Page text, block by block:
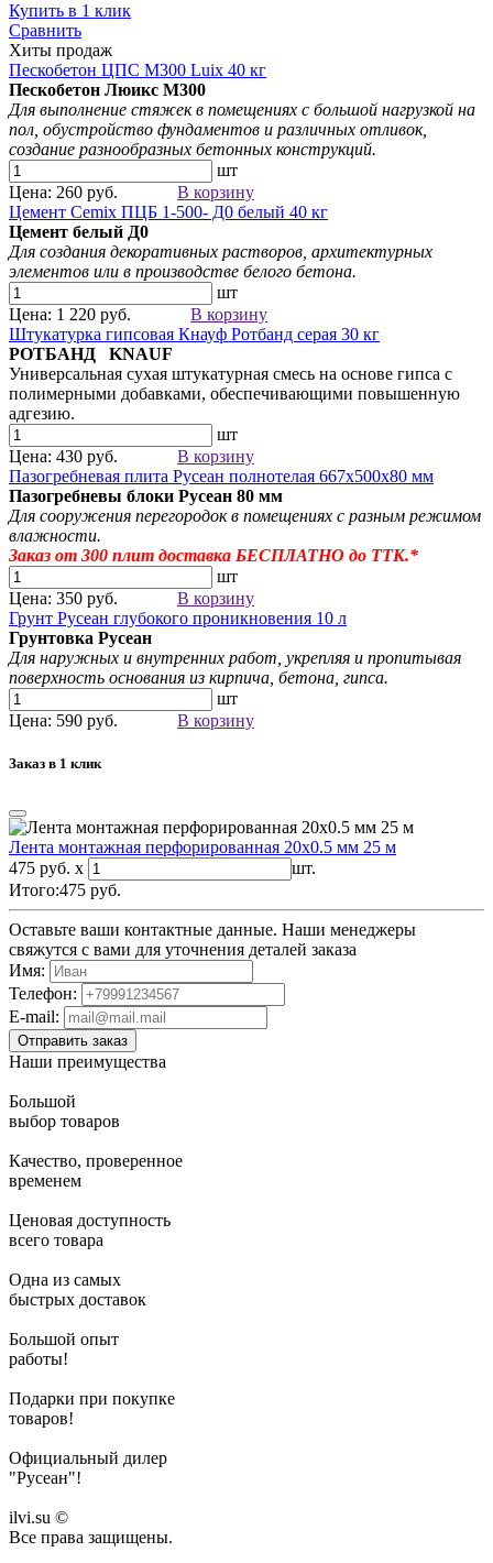
Купить в 1 клик
Сравнить
Хиты продаж
Пескобетон ЦПС М300 Luix 40 кг
Пескобетон Люикс М300
Для выполнение стяжек в помещениях с большой нагрузкой на
пол, обустройство фундаментов и различных отливок,
создание разнообразных бетонных конструкций.
шт
Цена: 260 руб.
В корзину
Цемент Cemix ПЦБ 1-500- Д0 белый 40 кг
Цемент белый Д0
Для создания декоративных растворов , архитектурных
элементов или в производстве белого бетона.
шт
Цена: 1 220 руб.
В корзину
Штукатурка гипсовая Кнауф Ротбанд серая 30 кг
РОТБАНД KNAUF
Универсальная сухая штукатурная смесь на основе гипса с
полимерными добавками, обеспечивающими повышенную
адгезию.
шт
Цена: 430 руб.
В корзину
Пазогребневая плита Русеан полнотелая 667х500х80 мм
Пазогребневы блоки Русеан 80 мм
Для сооружения перегородок в помещениях с разным режимом
влажности.
Заказ от 300 плит доставка БЕСПЛАТНО до ТТК.*
шт
Цена: 350 руб.
В корзину
Грунт Русеан глубокого проникновения 10 л
Грунтовка Русеан
Для наружных и внутренних работ, укрепляя и пропитывая
поверхность основания из кирпича, бетона, гипса.
шт
Цена: 590 руб.
В корзину
Заказ в 1 клик
Лента монтажная перфорированная 20х0.5 мм 25 м
475 руб. x
шт.
Итого:475 руб.
Оставьте ваши контактные данные. Наши менеджеры
свяжутся с вами для уточнения деталей заказа
Имя:
Телефон:
E-mail:
Наши преимущества
Большой
выбор товаров
Качество, проверенное
временем
Ценовая доступность
всего товара
Одна из самых
быстрых доставок
Большой опыт
работы!
Подарки при покупке
товаров!
Официальный дилер
"Русеан"!
ilvi.su ©
Все права защищены.